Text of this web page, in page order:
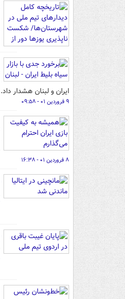
ایران و لبنان هشدار داد.
۹ فروردین ۰۱ - ۰۹:۵۸
۸ فروردین ۰۱ - ۱۶:۳۸